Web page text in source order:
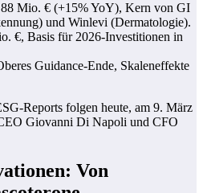
88 Mio. € (+15% YoY), Kern von GI
und Winlevi (Dermatologie).
€, Basis für 2026-Investitionen in
Guidance-Ende, Skaleneffekte
Reports folgen heute, am 9. März
Giovanni Di Napoli und CFO
Von